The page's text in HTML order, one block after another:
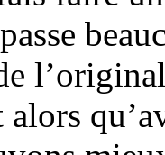
alors